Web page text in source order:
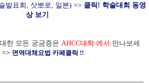
발표회, 삿뽀로, 일본) => 클릭! 학술대회 동영
상 보기
한 모든 궁금증은 AHCC대학 에서 만나보세
=> 면역대체요법 카페클릭 !!